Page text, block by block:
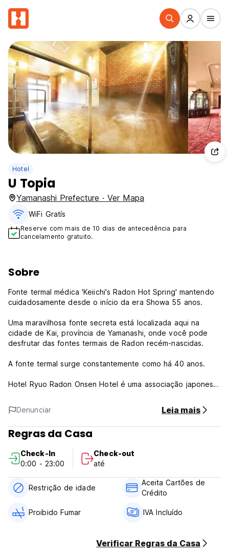
Hotel
U Topia
Yamanashi Prefecture · Ver Mapa
WiFi Gratís
Reserve com mais de 10 dias de antecedência para
cancelamento gratuito.
Sobre
Fonte termal médica 'Keiichi's Radon Hot Spring' mantendo
cuidadosamente desde o início da era Showa 55 anos.
Uma maravilhosa fonte secreta está localizada aqui na
cidade de Kai, província de Yamanashi, onde você pode
desfrutar das fontes termais de Radon recém-nascidas.
A fonte termal surge constantemente como há 40 anos.
Hotel Ryuo Radon Onsen Hotel é uma associação japonesa
amigável.
É ideal para negócios, fontes termais, entrada e campo de
treinamento esportivo.
quartos com ar-condicionado e estacionamento privativo
gratuito.
Todos os quartos possuem TV de tela plana com canais via
satélite. Você encontrará uma chaleira no quarto. Para seu
conforto, você encontrará chinelos e secador de cabelo.
Você encontrará uma loja de presentes na propriedade.
Denunciar Leia mais
Regras da Casa
Check-In
0:00 - 23:00
Check-out
até
Restrição de idade
Aceita Cartões de
Crédito
Proibido Fumar IVA Incluído
Verificar Regras da Casa